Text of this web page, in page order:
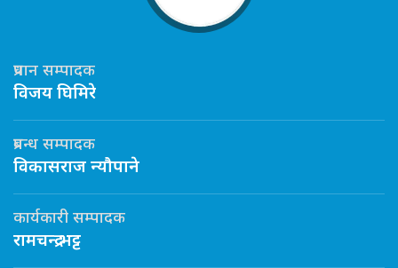
प्रधान सम्पादक
विजय घिमिरे
प्रबन्ध सम्पादक
विकासराज न्यौपाने
कार्यकारी सम्पादक
रामचन्द्र भट्ट